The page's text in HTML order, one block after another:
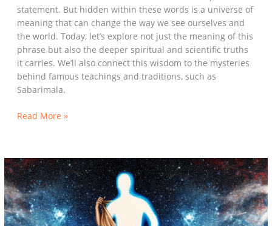
statement. But hidden within these words is a universe of
meaning that can change the way we see ourselves and
the world. Today, let’s explore not just the meaning of this
phrase but also the deeper spiritual and scientific truths
it carries. We’ll also connect this wisdom to the mysteries
behind famous teachings and traditions, such as
Sabarimala.
Read More »
“अहम्
ब्रह्मास्मि”:
मैं
ही
ब्रह्म